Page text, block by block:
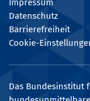
Impressum
Datenschutz
Barrierefreiheit
Cookie-
Das Bundesinstitut